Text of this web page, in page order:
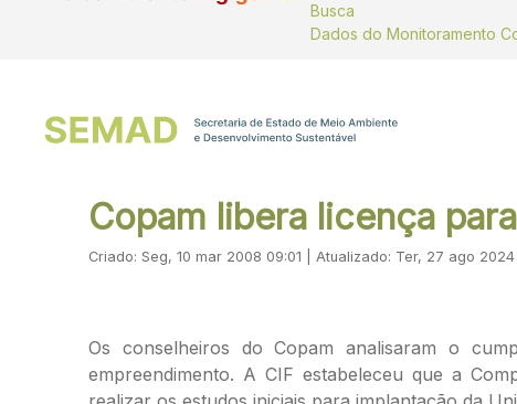
Busca
Copam libera licença
Criado: Seg, 10 mar 2008 09:01 | Atualizado: Ter, 27 ago 2024
Os conselheiros do Copam analisaram o
empreendimento. A CIF estabeleceu que a